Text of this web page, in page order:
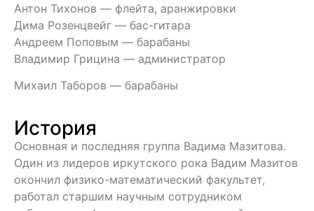
Антон Тихонов — флейта, аранжировки
Дима Розенцвейг — бас-гитара
Андреем Поповым — барабаны
Владимир Грицина — администратор
Михаил Таборов — барабаны
История
Основная и последняя группа Вадима Мазитова.
Один из лидеров иркутского рока Вадим Мазитов
окончил физико-математический факультет,
работал старшим научным сотрудником